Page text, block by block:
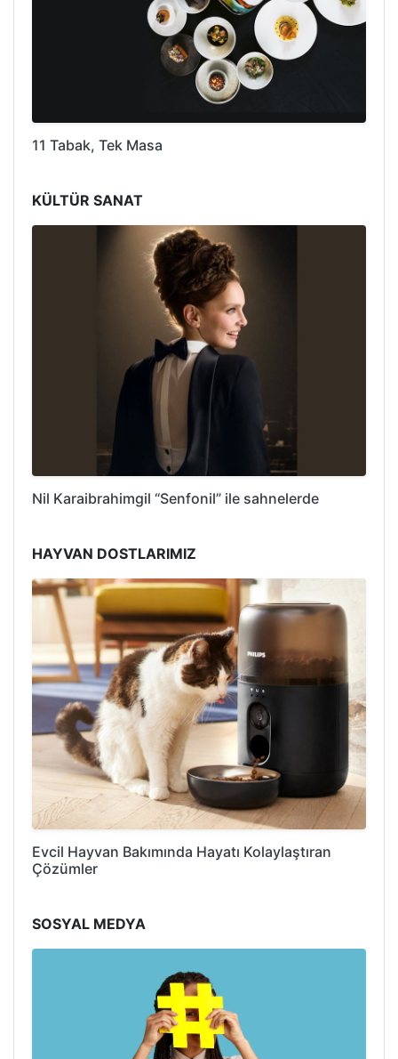
11 Tabak, Tek Masa
KÜLTÜR SANAT
Nil Karaibrahimgil “Senfonil” ile sahnelerde
HAYVAN DOSTLARIMIZ
Evcil Hayvan Bakımında Hayatı Kolaylaştıran
Çözümler
SOSYAL MEDYA